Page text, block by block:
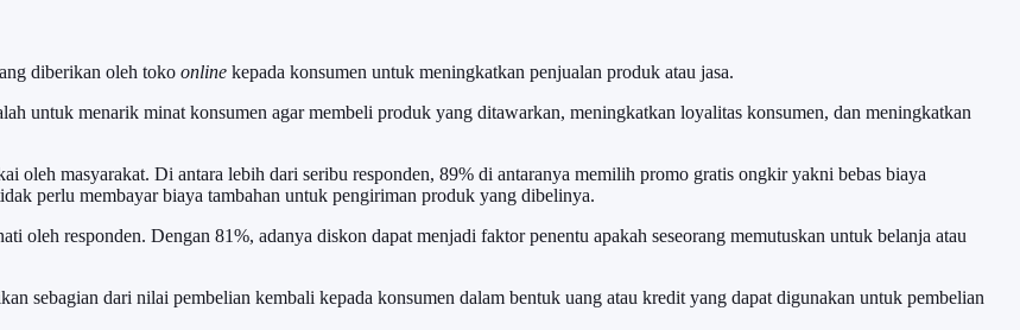
diberikan oleh toko online kepada konsumen untuk meningkatkan penjualan produk atau jasa.
untuk menarik minat konsumen agar membeli produk yang ditawarkan, meningkatkan loyalitas konsumen, dan meningkatkan
oleh masyarakat. Di antara lebih dari seribu responden, 89% di antaranya memilih promo gratis ongkir yakni bebas biaya
perlu membayar biaya tambahan untuk pengiriman produk yang dibelinya.
oleh responden. Dengan 81%, adanya diskon dapat menjadi faktor penentu apakah seseorang memutuskan untuk belanja atau
sebagian dari nilai pembelian kembali kepada konsumen dalam bentuk uang atau kredit yang dapat digunakan untuk pembelian